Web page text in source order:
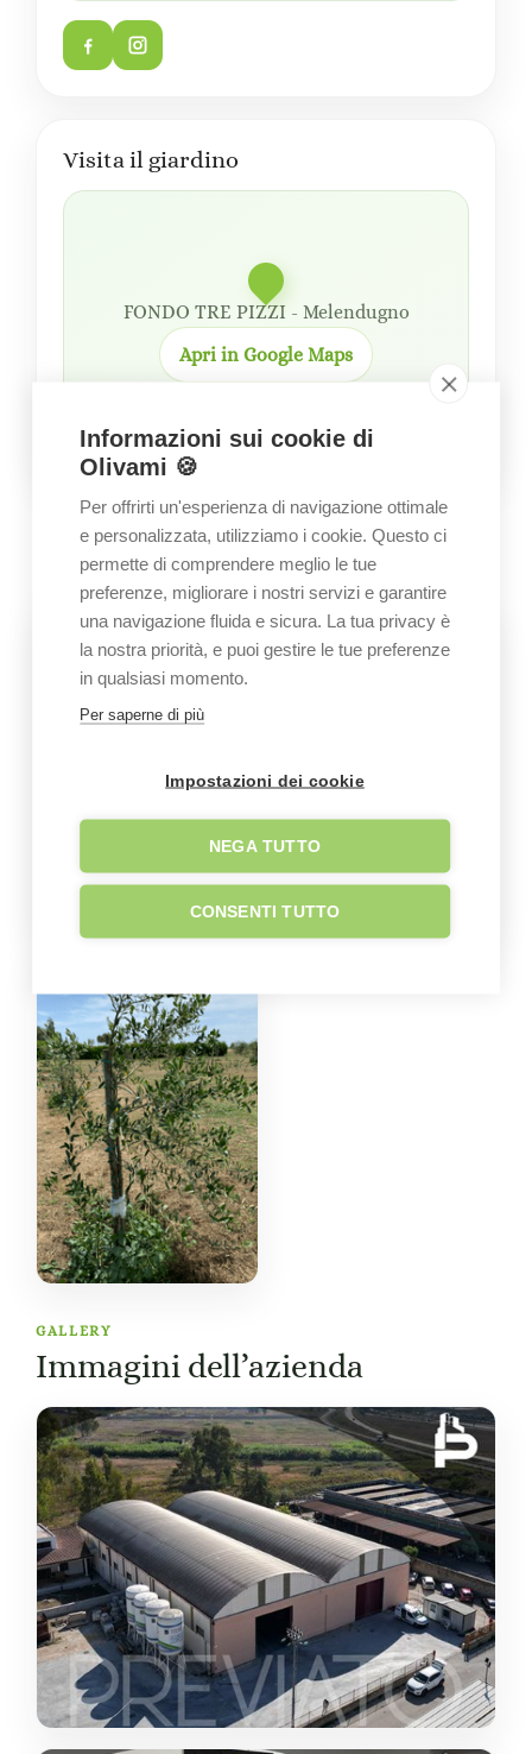
Visita il giardino
FONDO TRE PIZZI - Melendugno
Apri in Google Maps
Immagini del giardino
GALLERY
Immagini dell’azienda
Informazioni sui cookie di
Olivami 🍪
Per offrirti un'esperienza di navigazione ottimale
e personalizzata, utilizziamo i cookie. Questo ci
permette di comprendere meglio le tue
preferenze, migliorare i nostri servizi e garantire
una navigazione fluida e sicura. La tua privacy è
la nostra priorità, e puoi gestire le tue preferenze
in qualsiasi momento.
Per saperne di più
Impostazioni dei cookie
NEGA TUTTO
CONSENTI TUTTO